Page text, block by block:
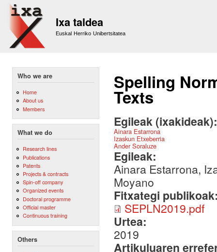
Ixa taldea
Euskal Herriko Unibertsitatea
Who we are
Home
About us
Members
What we do
Research lines
Publications
Patents
Projects & contracts
Spin-off company
Organized events
Doctoral programme
Official master
Continuous training
Others
Spelling
Texts
Egileak
Ainara Estarrona
Izaskun Etxeberria
Ander Soraluze
Egileak:
Ainara Estarrona,
Moyano
Fitxategi
SEPLN2019.pdf
Urtea:
2019
Artikuluaren